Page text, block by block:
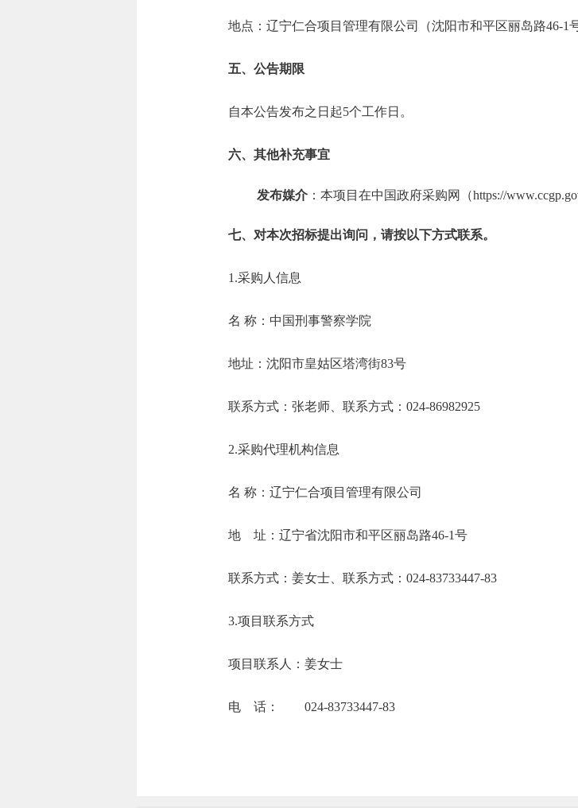
地点：辽宁仁合项目管理有限公司（沈阳市和平区丽岛路46-1
五、公告期限
自本公告发布之日起5个工作日。
六、其他补充事宜
发布媒介：本项目在中国政府采购网（https://
七、对本次招标提出询问，请按以下方式联系。
1.采购人信息
名 称：中国刑事警察学院
地址：沈阳市皇姑区塔湾街83号
联系方式：张老师、联系方式：024-86982925
2.采购代理机构信息
名 称：辽宁仁合项目管理有限公司
地 址：辽宁省沈阳市和平区丽岛路
联系方式：姜女士、联系方式：024-
3.项目联系方式
项目联系人：姜女士
电 话： 024-83733447-83